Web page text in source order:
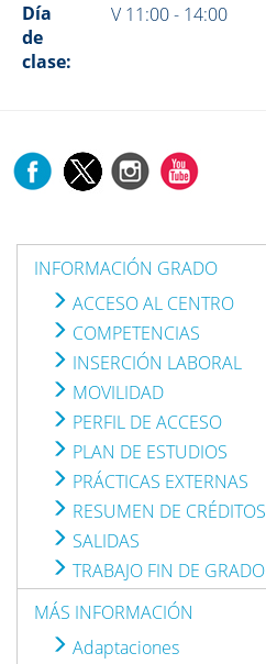
Día
de
clase:
V 11:00 - 14:00
INFORMACIÓN GRADO
ACCESO AL CENTRO
COMPETENCIAS
INSERCIÓN LABORAL
MOVILIDAD
PERFIL DE ACCESO
PLAN DE ESTUDIOS
PRÁCTICAS EXTERNAS
RESUMEN DE CRÉDITOS
SALIDAS
TRABAJO FIN DE GRADO
MÁS INFORMACIÓN
Adaptaciones